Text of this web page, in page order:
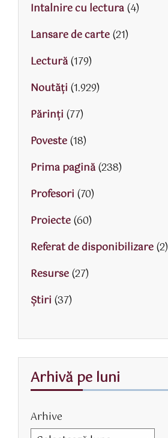
Intalnire cu lectura(4)
Lansare de carte(21)
Lectură(179)
Noutăți (1.929)
Părinţi (77)
Poveste(18)
Prima pagină(238)
Profesori (70)
Proiecte(60)
Referat de disponibilizare(2)
Resurse(27)
Știri (37)
Arhivă pe luni
Arhive